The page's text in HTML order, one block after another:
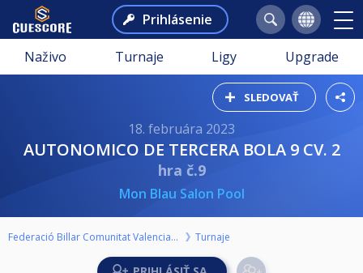
Prihlásenie
Naživo Turnaje Ligy Upgrade
SLEDOVAŤ
18. februára 2023
AUTONOMICO DE TERCERA BOLA 9 CV. 2
hra č.9
Mon Blau Salon Pool
Federació Billar Comunitat Valenciana Turnaje